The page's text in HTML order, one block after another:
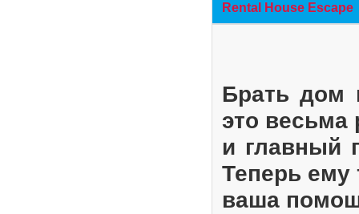
Rental House Escape
Брать дом
это весьма
и главный
Теперь ему
ваша